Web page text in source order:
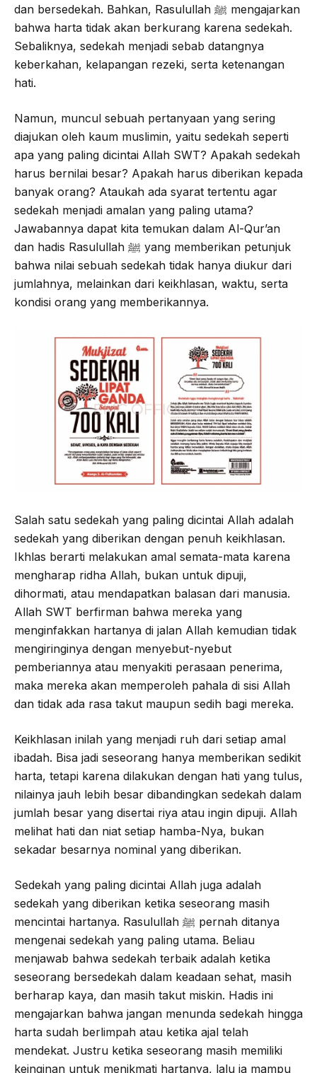
dan bersedekah. Bahkan, Rasulullah ﷺ mengajarkan
bahwa harta tidak akan berkurang karena sedekah.
Sebaliknya, sedekah menjadi sebab datangnya
keberkahan, kelapangan rezeki, serta ketenangan
hati.
Namun, muncul sebuah pertanyaan yang sering
diajukan oleh kaum muslimin, yaitu sedekah seperti
apa yang paling dicintai Allah SWT? Apakah sedekah
harus bernilai besar? Apakah harus diberikan kepada
banyak orang? Ataukah ada syarat tertentu agar
sedekah menjadi amalan yang paling utama?
Jawabannya dapat kita temukan dalam Al-Qur’an
dan hadis Rasulullah ﷺ yang memberikan petunjuk
bahwa nilai sebuah sedekah tidak hanya diukur dari
jumlahnya, melainkan dari keikhlasan, waktu, serta
kondisi orang yang memberikannya.
Salah satu sedekah yang paling dicintai Allah adalah
sedekah yang diberikan dengan penuh keikhlasan.
Ikhlas berarti melakukan amal semata-mata karena
mengharap ridha Allah, bukan untuk dipuji,
dihormati, atau mendapatkan balasan dari manusia.
Allah SWT berfirman bahwa mereka yang
menginfakkan hartanya di jalan Allah kemudian tidak
mengiringinya dengan menyebut-nyebut
pemberiannya atau menyakiti perasaan penerima,
maka mereka akan memperoleh pahala di sisi Allah
dan tidak ada rasa takut maupun sedih bagi mereka.
Keikhlasan inilah yang menjadi ruh dari setiap amal
ibadah. Bisa jadi seseorang hanya memberikan sedikit
harta, tetapi karena dilakukan dengan hati yang tulus,
nilainya jauh lebih besar dibandingkan sedekah dalam
jumlah besar yang disertai riya atau ingin dipuji. Allah
melihat hati dan niat setiap hamba-Nya, bukan
sekadar besarnya nominal yang diberikan.
Sedekah yang paling dicintai Allah juga adalah
sedekah yang diberikan ketika seseorang masih
mencintai hartanya. Rasulullah ﷺ pernah ditanya
mengenai sedekah yang paling utama. Beliau
menjawab bahwa sedekah terbaik adalah ketika
seseorang bersedekah dalam keadaan sehat, masih
berharap kaya, dan masih takut miskin. Hadis ini
mengajarkan bahwa jangan menunda sedekah hingga
harta sudah berlimpah atau ketika ajal telah
mendekat. Justru ketika seseorang masih memiliki
keinginan untuk menikmati hartanya, lalu ia mampu